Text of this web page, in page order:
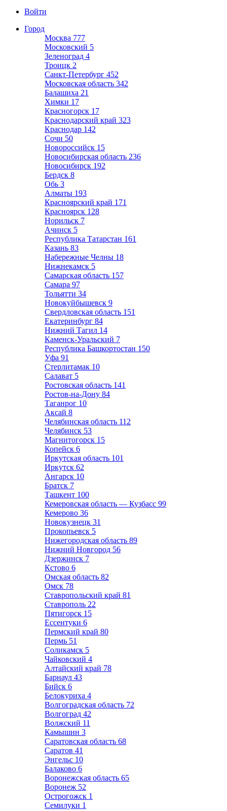
Войти
Город
Москва 777
Московский 5
Зеленоград 4
Троицк 2
Санкт-Петербург 452
Московская область 342
Балашиха 21
Химки 17
Красногорск 17
Краснодарский край 323
Краснодар 142
Сочи 50
Новороссийск 15
Новосибирская область 236
Новосибирск 192
Бердск 8
Обь 3
Алматы 193
Красноярский край 171
Красноярск 128
Норильск 7
Ачинск 5
Республика Татарстан 161
Казань 83
Набережные Челны 18
Нижнекамск 5
Самарская область 157
Самара 97
Тольятти 34
Новокуйбышевск 9
Свердловская область 151
Екатеринбург 84
Нижний Тагил 14
Каменск-Уральский 7
Республика Башкортостан 150
Уфа 91
Стерлитамак 10
Салават 5
Ростовская область 141
Ростов-на-Дону 84
Таганрог 10
Аксай 8
Челябинская область 112
Челябинск 53
Магнитогорск 15
Копейск 6
Иркутская область 101
Иркутск 62
Ангарск 10
Братск 7
Ташкент 100
Кемеровская область — Кузбасс 99
Кемерово 36
Новокузнецк 31
Прокопьевск 5
Нижегородская область 89
Нижний Новгород 56
Дзержинск 7
Кстово 6
Омская область 82
Омск 78
Ставропольский край 81
Ставрополь 22
Пятигорск 15
Ессентуки 6
Пермский край 80
Пермь 51
Соликамск 5
Чайковский 4
Алтайский край 78
Барнаул 43
Бийск 6
Белокуриха 4
Волгоградская область 72
Волгоград 42
Волжский 11
Камышин 3
Саратовская область 68
Саратов 41
Энгельс 10
Балаково 6
Воронежская область 65
Воронеж 52
Острогожск 1
Семилуки 1